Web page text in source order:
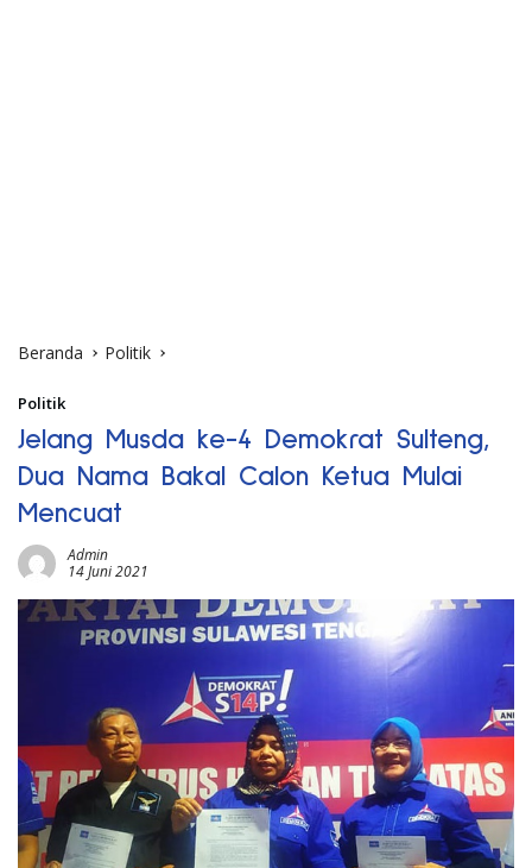
Beranda Politik
Politik
Jelang Musda ke-4 Demokrat Sulteng,
Dua Nama Bakal Calon Ketua Mulai
Mencuat
Admin
14 Juni 2021